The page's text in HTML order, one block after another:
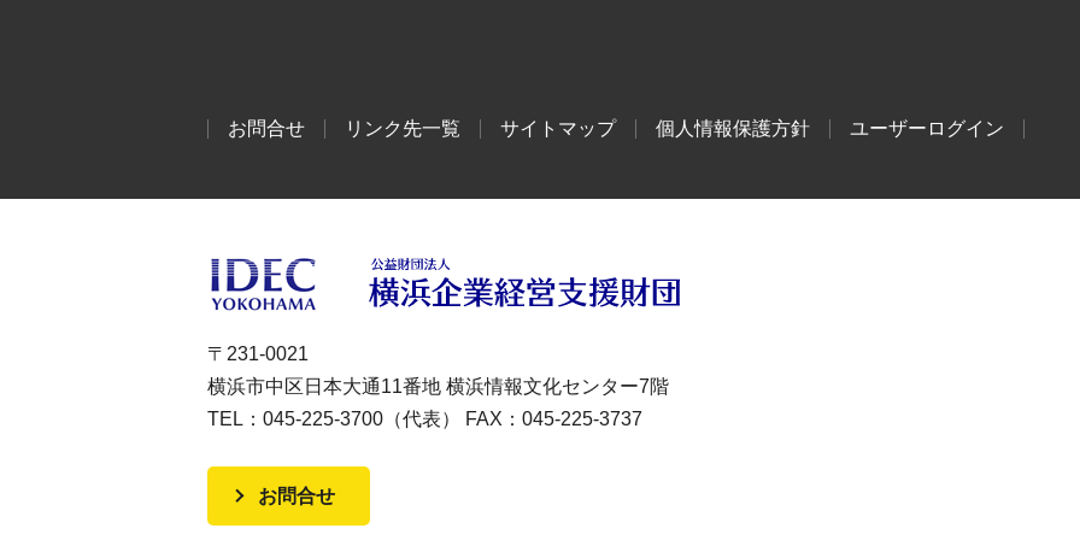
お問合せ リンク先一覧 サイトマップ 個人情報保護方針 ユーザーログイン
〒231-0021
横浜市中区日本大通11番地 横浜情報文化センター7階
TEL：045-225-3700（代表） FAX：045-225-3737
お問合せ